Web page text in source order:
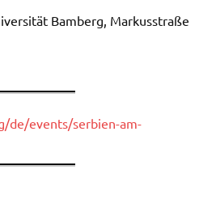
Bamberg, Markusstraße
de/events/serbien-am-